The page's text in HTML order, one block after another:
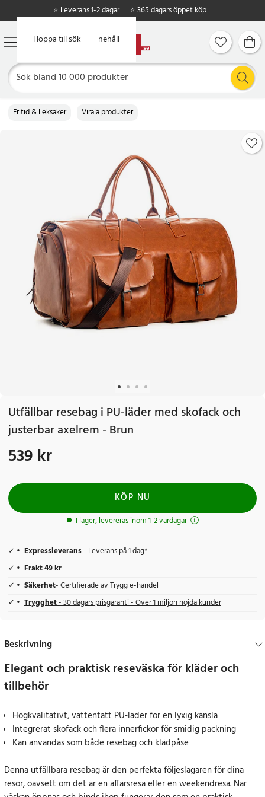
Hoppa till huvudinnehåll
Hoppa till sök
⭐ Leverans 1-2 dagar ⭐ 365 dagars öppet köp
Fritid & Leksaker Virala produkter
Utfällbar resebag i PU-läder med skofack och
justerbar axelrem - Brun
Pris:539 kr
539 kr
KÖP NU
I lager, levereras inom 1-2 vardagar
Expressleverans- Leverans på 1 dag*
Frakt 49 kr
Säkerhet- Certifierade av Trygg e-handel
Trygghet- 30 dagars prisgaranti - Över 1 miljon nöjda kunder
Beskrivning
Elegant och praktisk reseväska för kläder och
tillbehör
Högkvalitativt, vattentätt PU-läder för en lyxig känsla
Integrerat skofack och flera innerfickor för smidig packning
Kan användas som både resebag och klädpåse
Denna utfällbara resebag är den perfekta följeslagaren för dina
resor, oavsett om det är en affärsresa eller en weekendresa. När